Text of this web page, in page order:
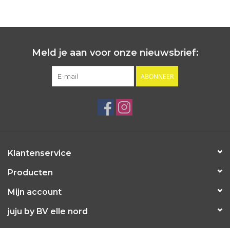
Meld je aan voor onze nieuwsbrief:
ABONNEER
Klantenservice
Producten
Mijn account
juju by BV elle nord